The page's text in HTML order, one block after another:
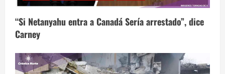
“Si Netanyahu entra a Canadá Sería arrestado”, dice
Carney